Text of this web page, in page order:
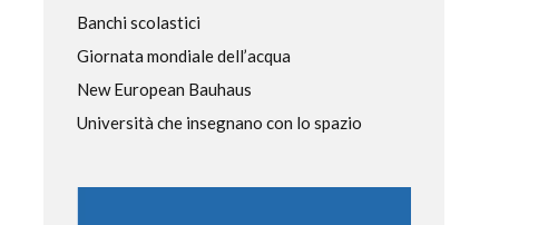
Banchi scolastici
Giornata mondiale dell’acqua
New European Bauhaus
Università che insegnano con lo spazio